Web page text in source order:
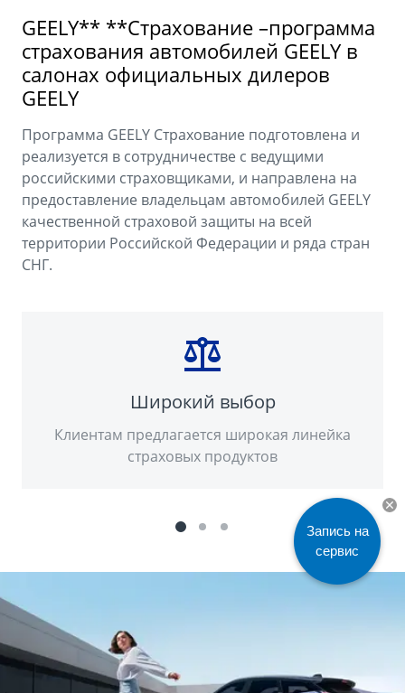
MONJARO
от 4 349 990 ₽*
PREFACE
ФИНАНСЫ И УСЛУГИ
Автокредит
Расчет КАСКО
Страхование
GEELY Лизинг
Спецпредложения
ПОДДЕРЖКА
Помощь на дорогах
Гарантия Geely
Сервисная книжка
Вопросы и ответы
GEELY** **Страхование –программа
страхования автомобилей GEELY в
салонах официальных дилеров
GEELY
Программа GEELY Страхование подготовлена и
реализуется в сотрудничестве с ведущими
российскими страховщиками, и направлена на
предоставление владельцам автомобилей GEELY
качественной страховой защиты на всей
территории Российской Федерации и ряда стран
СНГ.
Широкий выбор
Клиентам предлагается широкая линейка
страховых продуктов
Запись на
сервис